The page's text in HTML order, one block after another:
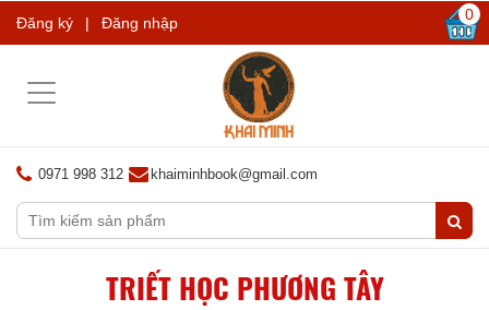
Đăng ký | Đăng nhập 0
Toggle
0971 998 312 khaiminhbook@gmail.com
TRIẾT HỌC PHƯƠNG TÂY